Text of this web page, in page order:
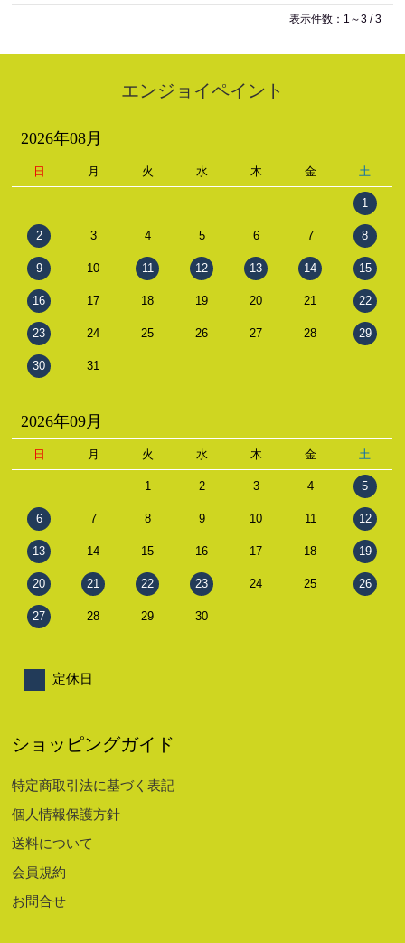
表示件数：1～3 / 3
エンジョイペイント
2026年08月
日 月 火 水 木 金 土
1
2 3 4 5 6 7 8
9 10 11 12 13 14 15
16 17 18 19 20 21 22
23 24 25 26 27 28 29
30 31
2026年09月
日 月 火 水 木 金 土
1 2 3 4 5
6 7 8 9 10 11 12
13 14 15 16 17 18 19
20 21 22 23 24 25 26
27 28 29 30
定休日
ショッピングガイド
特定商取引法に基づく表記
個人情報保護方針
送料について
会員規約
お問合せ